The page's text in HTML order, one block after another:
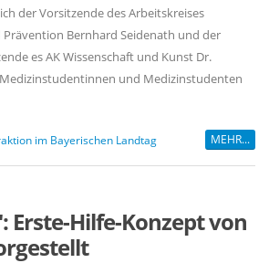
der Vorsitzende des Arbeitskreises
Bernhard Seidenath und der
es AK Wissenschaft und Kunst Dr.
und Medizinstudenten
im Bayerischen Landtag MEHR...
Hilfe-Konzept von